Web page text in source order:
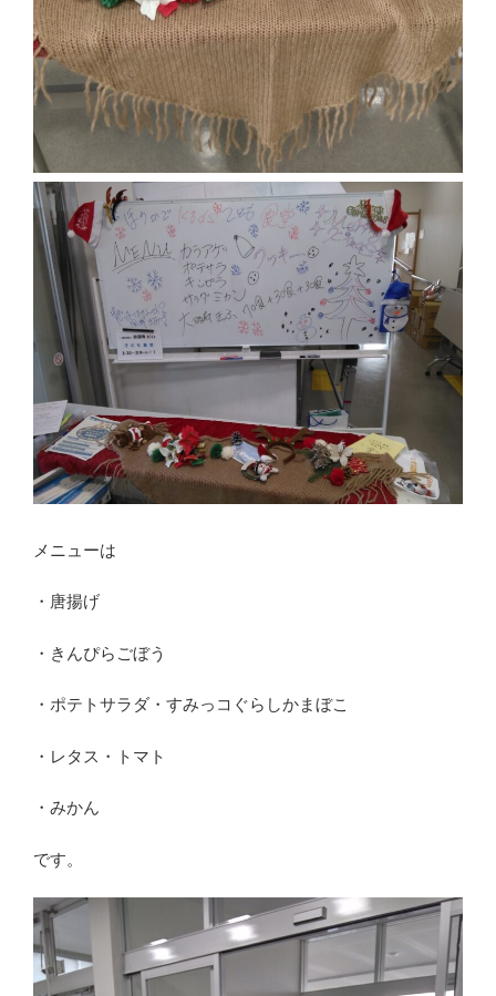
メニューは
・唐揚げ
・きんぴらごぼう
・ポテトサラダ・すみっコぐらしかまぼこ
・レタス・トマト
・みかん
です。